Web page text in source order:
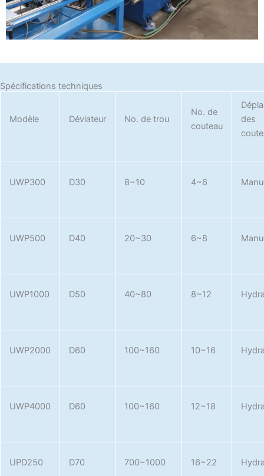
Spécifications techniques
Modèle Déviateur No. de trou
No. de
couteau
des
UWP300 D30 8~10 4~6
UWP500 D40 20~30 6~8
UWP1000 D50 40~80 8~12
UWP2000 D60 100~160 10~16
UWP4000 D60 100~160 12~18
UPD250 D70 700~1000 16~22